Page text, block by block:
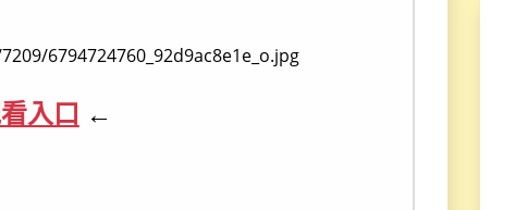
入口 ←